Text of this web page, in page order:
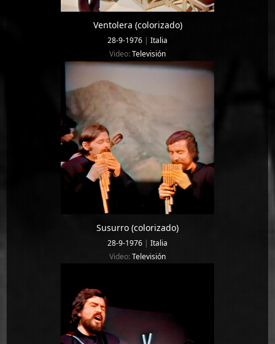
Ventolera (colorizado)
28-9-1976 | Italia
Video:Televisión
Susurro (colorizado)
28-9-1976 | Italia
Video: Televisión